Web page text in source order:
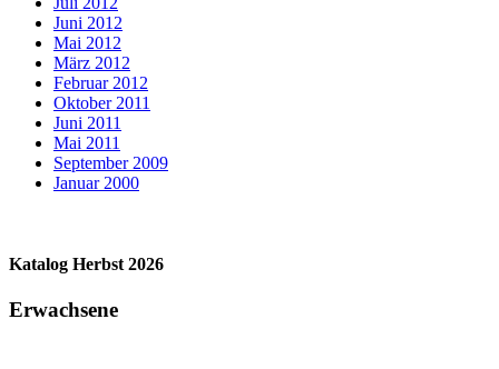
Juni 2012
Mai 2012
März 2012
Februar 2012
Oktober 2011
Juni 2011
Mai 2011
September 2009
Januar 2000
Katalog Herbst 2026
Erwachsene